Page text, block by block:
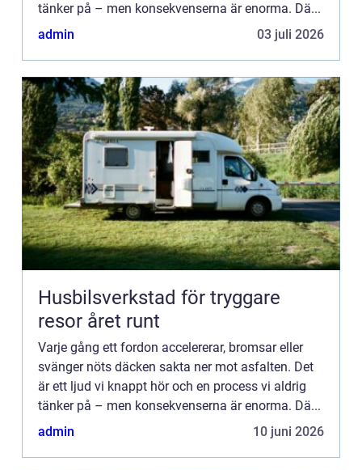
tänker på – men konsekvenserna är enorma. Dä...
admin
03 juli 2026
Husbilsverkstad för tryggare
resor året runt
Varje gång ett fordon accelererar, bromsar eller
svänger nöts däcken sakta ner mot asfalten. Det
är ett ljud vi knappt hör och en process vi aldrig
tänker på – men konsekvenserna är enorma. Dä...
admin
10 juni 2026